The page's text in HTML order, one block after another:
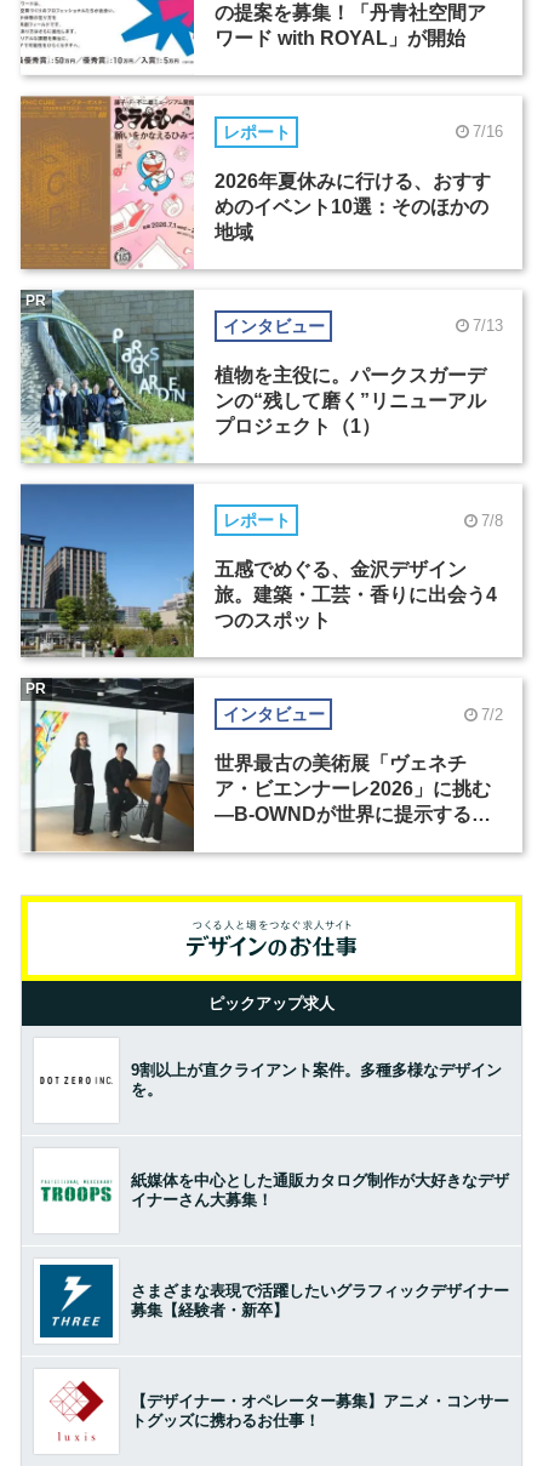
の提案を募集！「丹青社空間ア
ワード with ROYAL」が開始
レポート 7/16
2026年夏休みに行ける、おすす
めのイベント10選：そのほかの
地域
インタビュー 7/13
植物を主役に。パークスガーデ
ンの“残して磨く”リニューアル
プロジェクト（1）
PR
レポート 7/8
五感でめぐる、金沢デザイン
旅。建築・工芸・香りに出会う4
つのスポット
インタビュー 7/2
世界最古の美術展「ヴェネチ
ア・ビエンナーレ2026」に挑む
―B-OWNDが世界に提示する美
PR
ピックアップ求人
9割以上が直クライアント案件。多種多様なデザイン
を。
紙媒体を中心とした通販カタログ制作が大好きなデザ
イナーさん大募集！
さまざまな表現で活躍したいグラフィックデザイナー
募集【経験者・新卒】
【デザイナー・オペレーター募集】アニメ・コンサー
トグッズに携わるお仕事！